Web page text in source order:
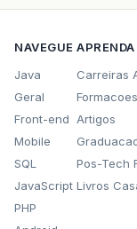
NAVEGUE
Java
Geral
Front-end
Mobile
SQL
JavaScript
PHP
APRENDA
Carreiras
Formacoes
Artigos
Pos-Tech
Livros